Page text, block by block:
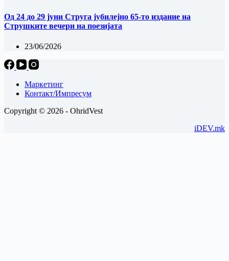
Од 24 до 29 јуни Струга јубилејно 65-то издание на
Струшките вечери на поезијата
23/06/2026
Маркетинг
Контакт/Импресум
Copyright © 2026 - OhridVest
iDEV.mk